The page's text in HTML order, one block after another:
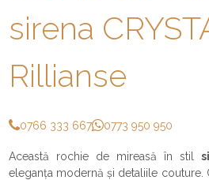
sirena
Rillianse
0766 333 667 0773 950 950
Această rochie de mireasă în stil
eleganța modernă și detaliile couture.